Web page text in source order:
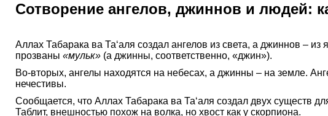
Сотворение ангелов, джиннов и людей:
Аллах Табарака ва Та‘аля создал ангелов из света, а джиннов –
прозваны «мульк» (а джинны, соответственно, «джин»).
Во-вторых, ангелы находятся на небесах, а джинны – на земле.
нечестивы.
Сообщается, что Аллах Табарака ва Та‘аля создал двух существ
Таблит, внешностью похож на волка, но хвост как у скорпиона.